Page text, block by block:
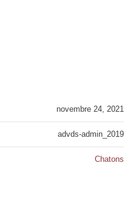
novembre 24, 2021
advds-admin_2019
Chatons